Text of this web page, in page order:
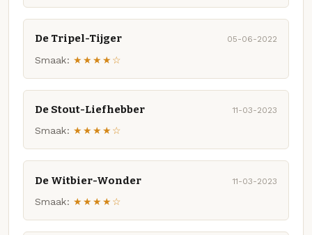
De Tripel-Tijger 05-06-2022
Smaak: ★★★★☆
De Stout-Liefhebber 11-03-2023
Smaak: ★★★★☆
De Witbier-Wonder 11-03-2023
Smaak: ★★★★☆